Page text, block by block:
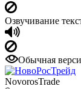
Озвучивание
Обычная
NovorosTrade